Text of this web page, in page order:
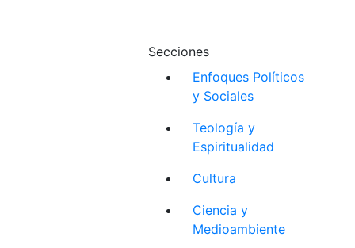
Secciones
Enfoques Políticos
y Sociales
Teología y
Espiritualidad
Cultura
Ciencia y
Medioambiente